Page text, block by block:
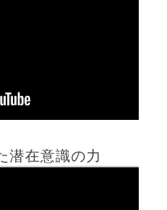
潜在意識の力